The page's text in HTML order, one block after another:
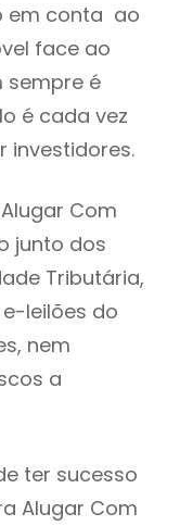
em conta ao
face ao
sempre é
é cada vez
investidores.
Com
junto dos
Tributária,
leilões do
nem
a
ter sucesso
Alugar Com